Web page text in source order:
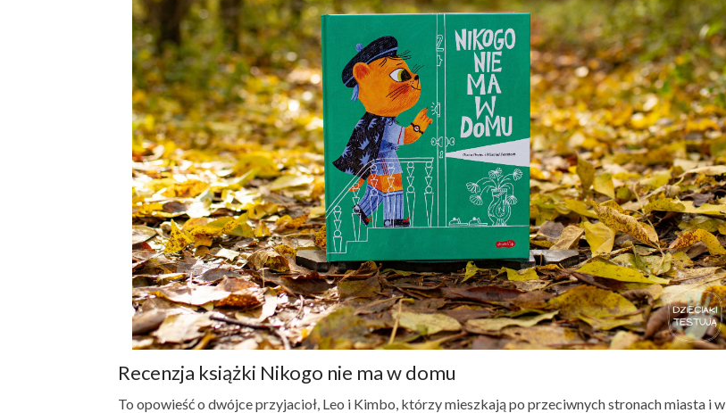
Recenzja książki Nikogo nie ma w domu
To opowieść o dwójce przyjacioł, Leo i Kimbo, którzy mieszkają po przeciwnych stronach miasta i w